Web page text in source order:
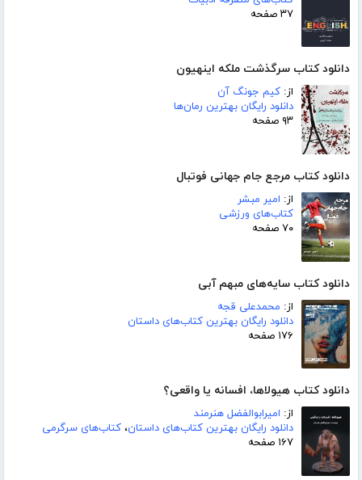
۳۷ صفحه
دانلود کتاب سرگذشت ملکه اینهیون
از: کیم جونگ آن
دانلود رایگان بهترین رمان‌ها
۹۳ صفحه
دانلود کتاب مرجع جام جهانی فوتبال
از: امیر مبشر
کتاب‌های ورزشی
۷۰ صفحه
دانلود کتاب سایه‌های مبهم آبی
از: محمدعلی قجه
دانلود رایگان بهترین کتاب‌های داستان
۱۷۶ صفحه
دانلود کتاب هیولاها، افسانه یا واقعی؟
از: امیرابوالفضل هنرمند
دانلود رایگان بهترین کتاب‌های داستان، کتاب‌های سرگرمی
۱۶۷ صفحه